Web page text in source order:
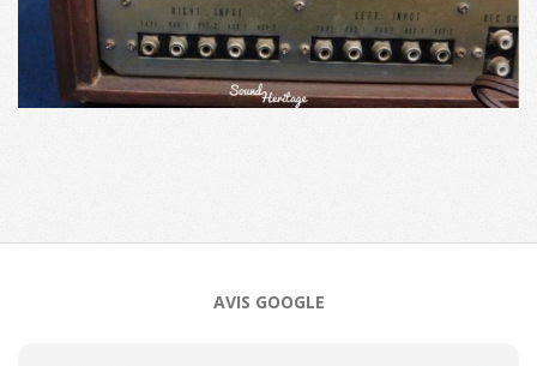
10-
AVIS GOOGLE